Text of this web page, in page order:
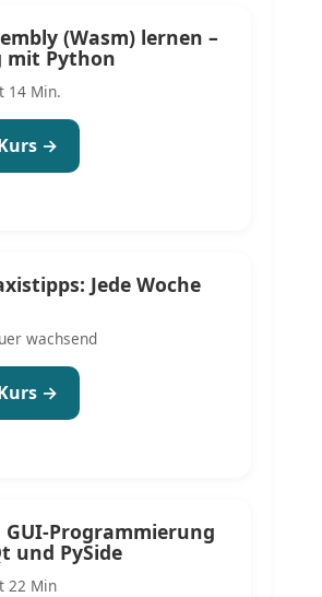
(Wasm) lernen –
mit Python
14 Min.
→
Jede Woche
wachsend
→
GUI-Programmierung
und PySide
22 Min